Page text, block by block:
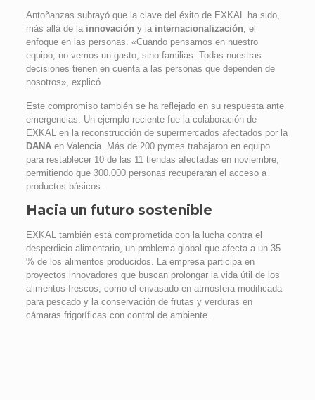
Antoñanzas subrayó que la clave del éxito de EXKAL ha sido,
más allá de la innovación y la internacionalización, el
enfoque en las personas. «Cuando pensamos en nuestro
equipo, no vemos un gasto, sino familias. Todas nuestras
decisiones tienen en cuenta a las personas que dependen de
nosotros», explicó.
Este compromiso también se ha reflejado en su respuesta ante
emergencias. Un ejemplo reciente fue la colaboración de
EXKAL en la reconstrucción de supermercados afectados por la
DANAen Valencia. Más de 200 pymes trabajaron en equipo
para restablecer 10 de las 11 tiendas afectadas en noviembre,
permitiendo que 300.000 personas recuperaran el acceso a
productos básicos.
Hacia un futuro sostenible
EXKAL también está comprometida con la lucha contra el
desperdicio alimentario, un problema global que afecta a un 35
% de los alimentos producidos. La empresa participa en
proyectos innovadores que buscan prolongar la vida útil de los
alimentos frescos, como el envasado en atmósfera modificada
para pescado y la conservación de frutas y verduras en
cámaras frigoríficas con control de ambiente.